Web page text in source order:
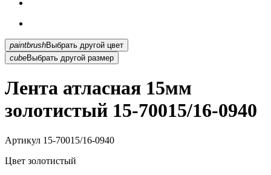
paintbrush
Выбрать другой цвет
cubeВыбрать другой размер
Лента атласная 15мм
золотистый 15-70015/16-0940
Артикул 15-70015/16-0940
Цвет золотистый